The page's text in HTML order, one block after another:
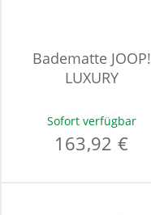
Badematte JOOP!
LUXURY
Sofort verfügbar
163,92 €